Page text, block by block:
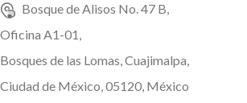
Bosque de Alisos No. 47 B,
Oficina A1-01,
Bosques de las Lomas, Cuajimalpa,
Ciudad de México, 05120, México